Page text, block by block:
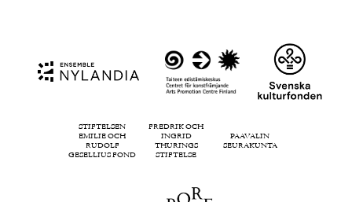
STIFTELSEN
EMILIE OCH
RUDOLF
GESELLIUS FOND
FREDRIK OCH
INGRID
THURINGS
STIFTELSE
PAAVALIN
SEURAKUNTA